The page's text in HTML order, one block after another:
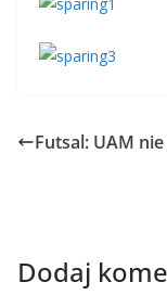
Futsal: UAM
Dodaj